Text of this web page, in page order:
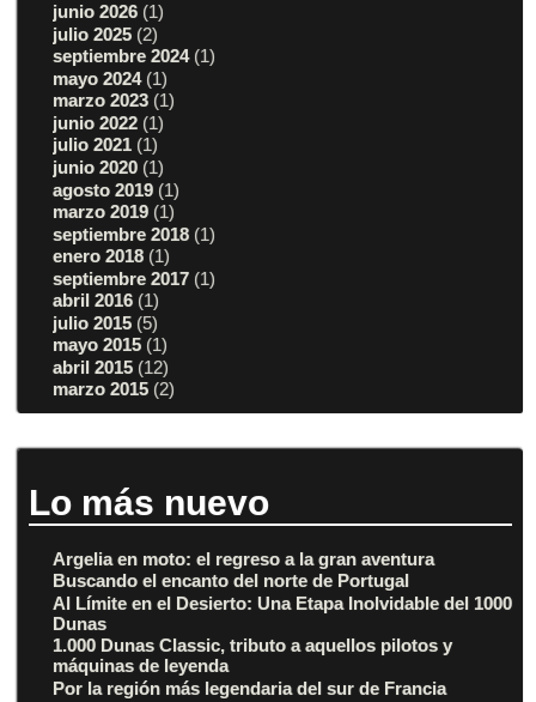
junio 2026 (1)
julio 2025 (2)
septiembre 2024(1)
mayo 2024(1)
marzo 2023 (1)
junio 2022 (1)
julio 2021 (1)
junio 2020 (1)
agosto 2019 (1)
marzo 2019 (1)
septiembre 2018 (1)
enero 2018 (1)
septiembre 2017 (1)
abril 2016 (1)
julio 2015 (5)
mayo 2015 (1)
abril 2015 (12)
marzo 2015 (2)
Lo más nuevo
Argelia en moto: el regreso a la gran aventura
Buscando el encanto del norte de Portugal
Al Límite en el Desierto: Una Etapa Inolvidable del 1000
Dunas
1.000 Dunas Classic, tributo a aquellos pilotos y
máquinas de leyenda
Por la región más legendaria del sur de Francia